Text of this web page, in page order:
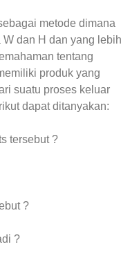
metode dimana
dan H dan yang lebih
tentang
produk yang
suatu proses keluar
dapat ditanyakan:
tersebut ?
?
?